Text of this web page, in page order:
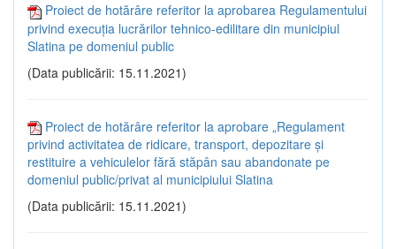
Proiect de hotărâre referitor la aprobarea Regulamentului
privind execuția lucrărilor tehnico-edilitare din municipiul
Slatina pe domeniul public
(Data publicării: 15.11.2021)
Proiect de hotărâre referitor la aprobare „Regulament
privind activitatea de ridicare, transport, depozitare și
restituire a vehiculelor fără stăpân sau abandonate pe
domeniul public/privat al municipiului Slatina
(Data publicării: 15.11.2021)